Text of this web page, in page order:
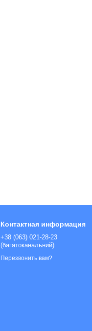
Контактная информация
+38 (063) 021-28-23
(багатоканальний)
Перезвонить вам?